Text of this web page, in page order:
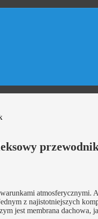
atmosferycznymi.
z najistotniejszych
jest membrana dachowa,